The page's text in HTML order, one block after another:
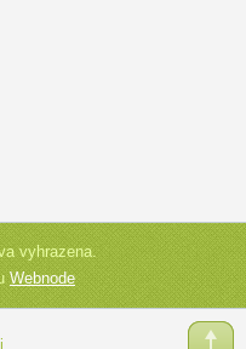
vyhrazena.
Webnode